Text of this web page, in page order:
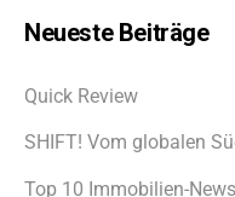
Neueste Beiträge
Quick Review
SHIFT! Vom globalen
Top 10 Immobilien-